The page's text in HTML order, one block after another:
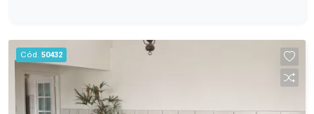
entretenimento. O condomínio conta com uma
infraestrutura de lazer completa, perfeita para
relaxar e aproveitar momentos especiais com
amigos e familiares. O loft possui um design
Cód. 50432